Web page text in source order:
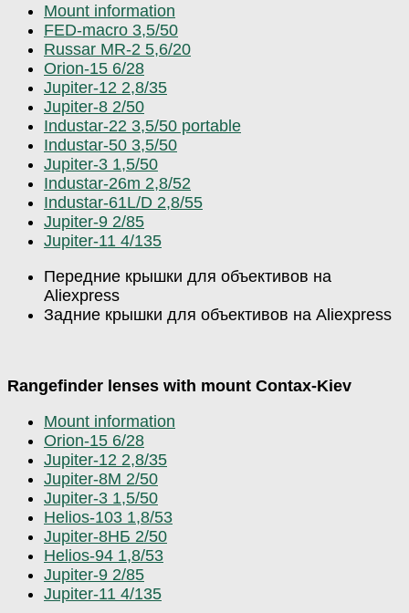
Mount information
FED-macro 3,5/50
Russar MR-2 5,6/20
Orion-15 6/28
Jupiter-12 2,8/35
Jupiter-8 2/50
Industar-22 3,5/50 portable
Industar-50 3,5/50
Jupiter-3 1,5/50
Industar-26m 2,8/52
Industar-61L/D 2,8/55
Jupiter-9 2/85
Jupiter-11 4/135
Передние крышки для объективов на
Aliexpress
Задние крышки для объективов на Aliexpress
Rangefinder lenses with mount Contax-Kiev
Mount information
Orion-15 6/28
Jupiter-12 2,8/35
Jupiter-8М 2/50
Jupiter-3 1,5/50
Helios-103 1,8/53
Jupiter-8НБ 2/50
Helios-94 1,8/53
Jupiter-9 2/85
Jupiter-11 4/135